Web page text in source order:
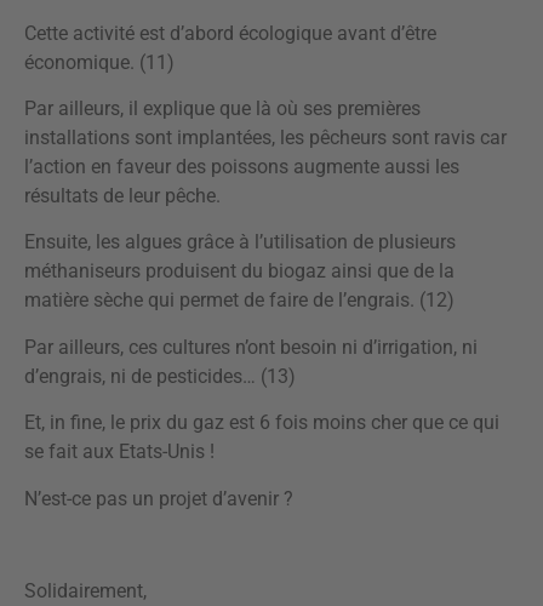
Cette activité est d’abord écologique avant d’être
économique. (11)
Par ailleurs, il explique que là où ses premières
installations sont implantées, les pêcheurs sont ravis car
l’action en faveur des poissons augmente aussi les
résultats de leur pêche.
Ensuite, les algues grâce à l’utilisation de plusieurs
méthaniseurs produisent du biogaz ainsi que de la
matière sèche qui permet de faire de l’engrais. (12)
Par ailleurs, ces cultures n’ont besoin ni d’irrigation, ni
d’engrais, ni de pesticides… (13)
Et, in fine, le prix du gaz est 6 fois moins cher que ce qui
se fait aux Etats-Unis !
N’est-ce pas un projet d’avenir ?
Solidairement,